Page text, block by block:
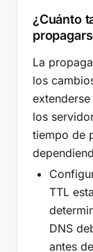
¿Cuánto
La
los
los
tiempo de
TTL
DNS
antes